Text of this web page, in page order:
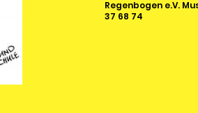
Regenbogen e.V.
37 68 74